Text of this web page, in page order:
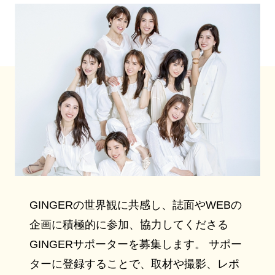
GINGERの世界観に共感し、誌面やWEBの
企画に積極的に参加、協力してくださる
GINGERサポーターを募集します。 サポー
ターに登録することで、取材や撮影、レポ